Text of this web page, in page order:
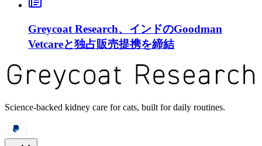
Greycoat Research、インドのGoodman
Vetcareと独占販売提携を締結
Science-backed kidney care for cats, built for daily routines.